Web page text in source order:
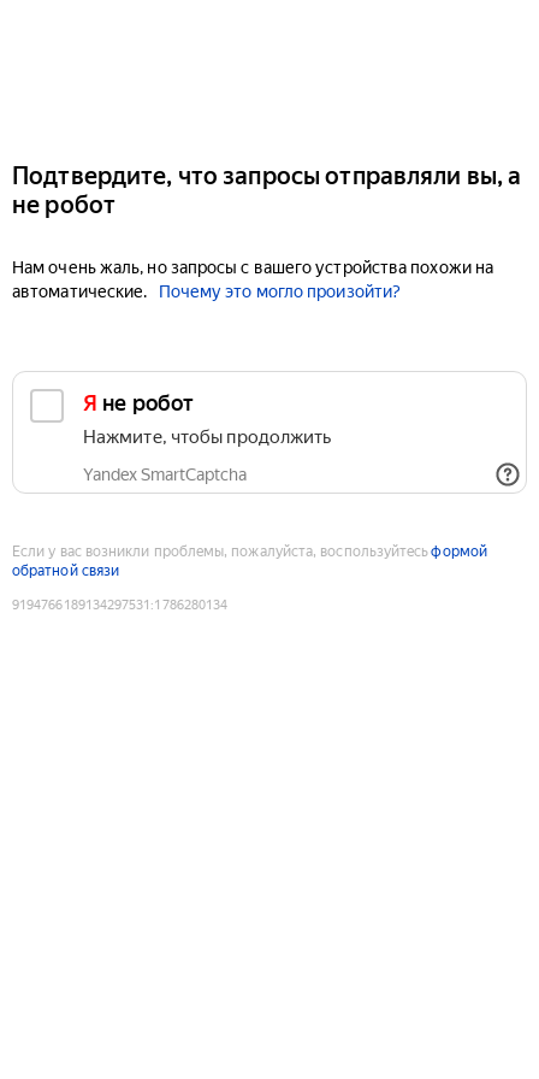
Подтвердите, что запросы отправляли вы, а
не робот
Нам очень жаль, но запросы с вашего устройства похожи на
автоматические.
Почему это могло произойти?
Я не робот
Нажмите, чтобы продолжить
Yandex SmartCaptcha
Если у вас возникли проблемы, пожалуйста, воспользуйтесьформой
обратной связи
9194766189134297531 :1786280134